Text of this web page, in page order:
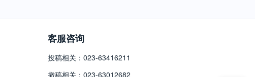
客服咨询
投稿相关：023-63416211
撤稿相关：023-63012682